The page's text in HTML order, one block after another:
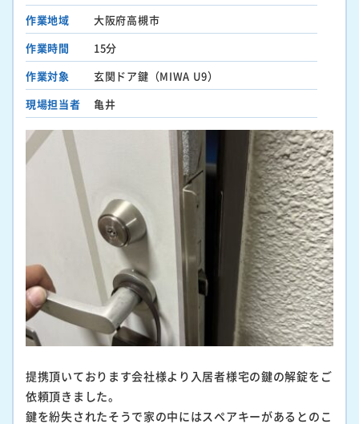
作業地域
大阪府高槻市
作業時間
15分
作業対象
玄関ドア鍵（MIWA U9）
現場担当者
亀井
提携頂いております会社様より入居者様宅の鍵の解錠をご
依頼頂きました。
鍵を紛失されたそうで家の中にはスペアキーがあるとのこ